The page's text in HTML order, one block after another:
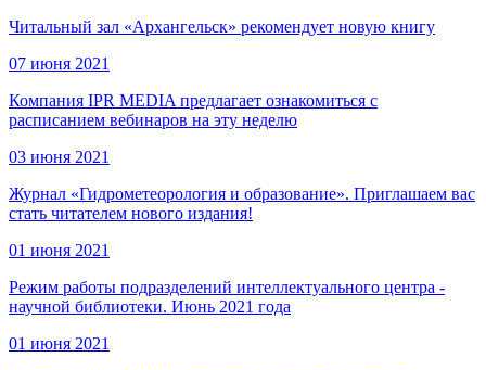
Читальный зал «Архангельск» рекомендует новую книгу
07 июня 2021
Компания IPR MEDIA предлагает ознакомиться с
расписанием вебинаров на эту неделю
03 июня 2021
Журнал «Гидрометеорология и образование». Приглашаем вас
стать читателем нового издания!
01 июня 2021
Режим работы подразделений интеллектуального центра -
научной библиотеки. Июнь 2021 года
01 июня 2021